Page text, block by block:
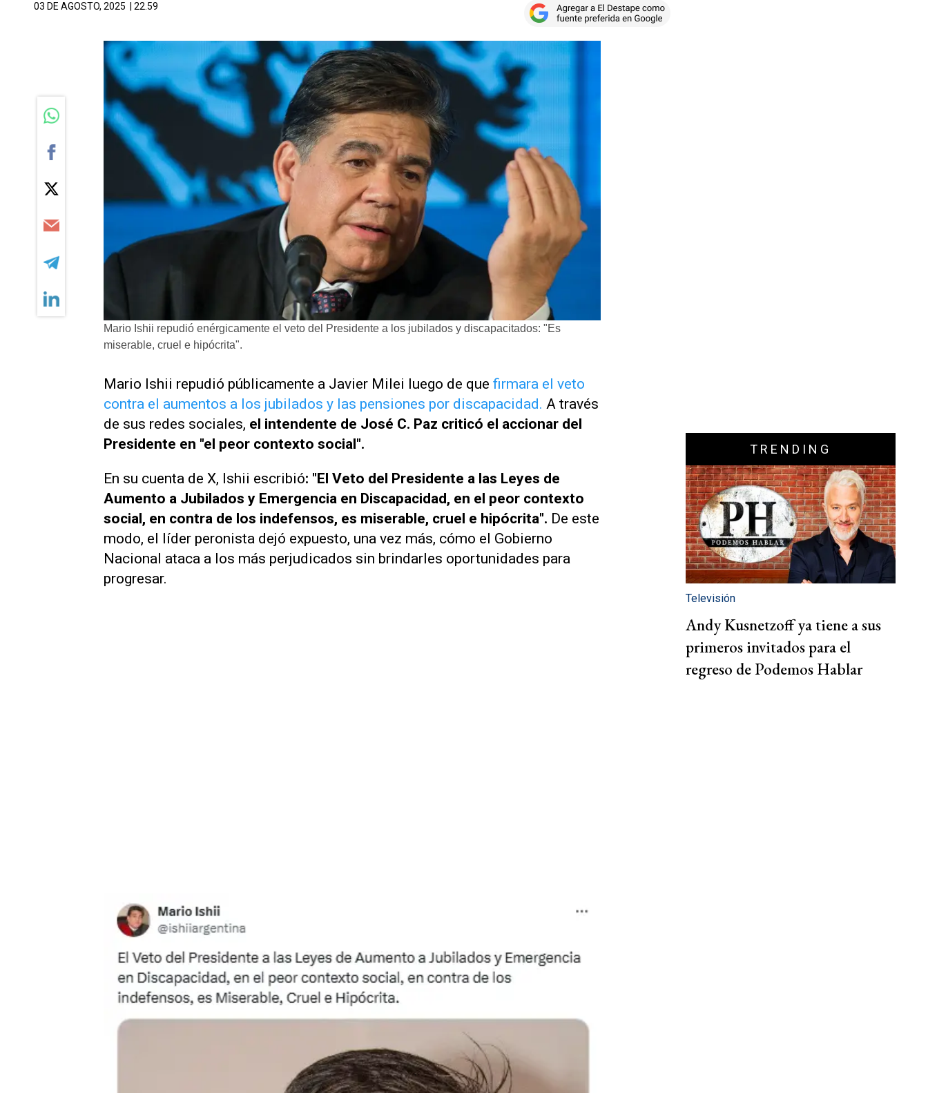
03 DE AGOSTO, 2025 | 22.59
Mario Ishii repudió enérgicamente el veto del Presidente a los jubilados y discapacitados: "Es
miserable, cruel e hipócrita".
Mario Ishii repudió públicamente a Javier Milei luego de que firmara el veto
contra el aumentos a los jubilados y las pensiones por discapacidad. A través
de sus redes sociales, el intendente de José C. Paz criticó el accionar del
Presidente en "el peor contexto social".
En su cuenta de X, Ishii escribió: "El Veto del Presidente a las Leyes de
Aumento a Jubilados y Emergencia en Discapacidad, en el peor contexto
social, en contra de los indefensos, es miserable, cruel e hipócrita". De este
modo, el líder peronista dejó expuesto, una vez más, cómo el Gobierno
Nacional ataca a los más perjudicados sin brindarles oportunidades para
progresar.
TRENDING
Televisión
Andy Kusnetzoff ya tiene a sus
primeros invitados para el
regreso de Podemos Hablar